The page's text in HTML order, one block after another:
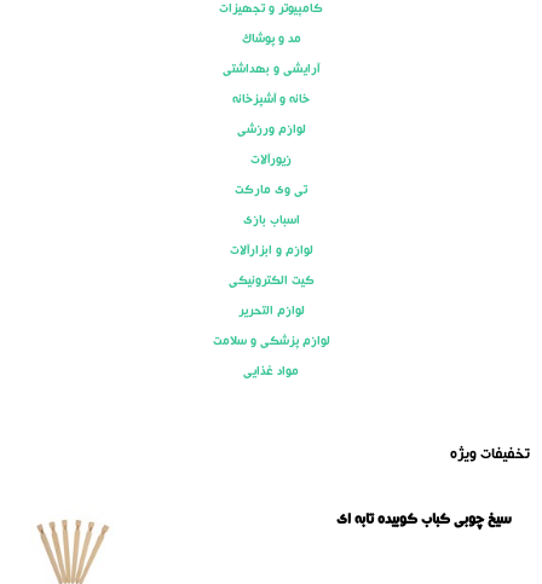
کامپیوتر و تجهیزات
مد و پوشاک
آرایشی و بهداشتی
خانه و آشپزخانه
لوازم ورزشی
زیورآلات
تی وی مارکت
اسباب بازی
لوازم و ابزارآلات
کیت الکترونیکی
لوازم التحریر
لوازم پزشکی و سلامت
مواد غذایی
تخفیفات ویژه
سیخ چوبی کباب کوبیده تابه ای